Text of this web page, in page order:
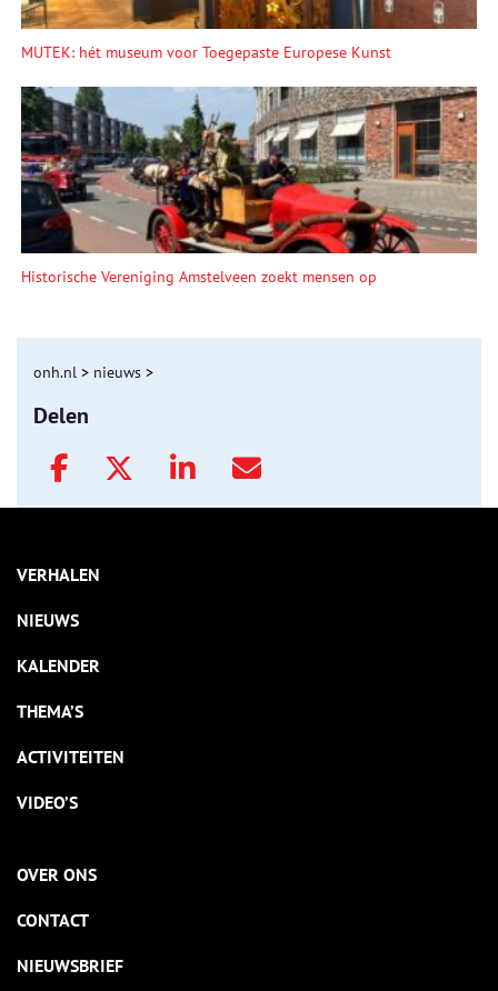
MUTEK: hét museum voor Toegepaste Europese Kunst
Historische Vereniging Amstelveen zoekt mensen op
onh.nl > nieuws >
Delen
VERHALEN
NIEUWS
KALENDER
THEMA’S
ACTIVITEITEN
VIDEO’S
OVER ONS
CONTACT
NIEUWSBRIEF